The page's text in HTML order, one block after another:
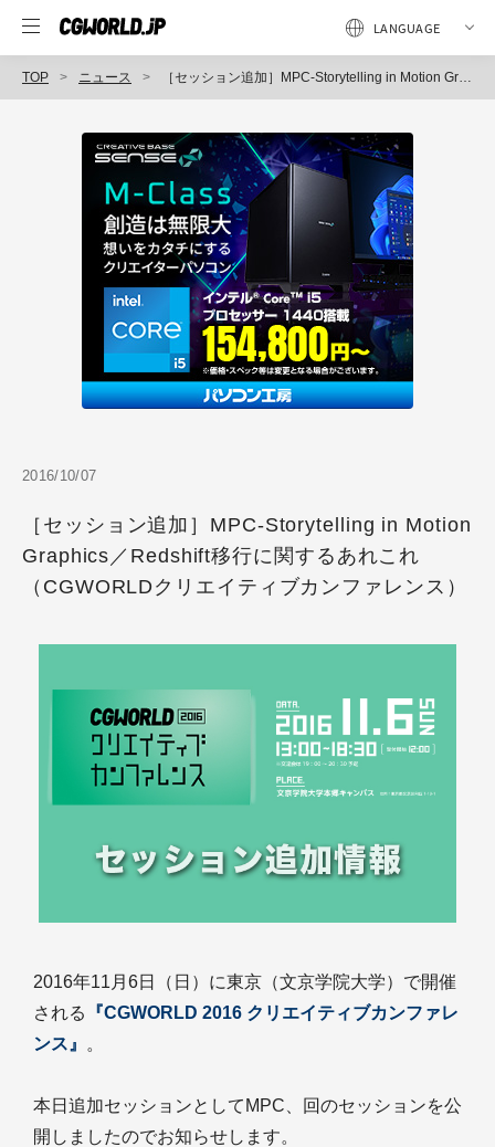
TOP ニュース ［セッション追加］MPC-Storytelling in Motion Graphics／Redshift移行に関するあれこれ（CGWORLDクリエイティブカンファレンス）
2016/10/07
［セッション追加］MPC-Storytelling in Motion
Graphics／Redshift移行に関するあれこれ
（CGWORLDクリエイティブカンファレンス）
2016年11月6日（日）に東京（文京学院大学）で開催
される
『CGWORLD 2016 クリエイティブカンファレ
ンス』
。
本日追加セッションとしてMPC、回のセッションを公
開しましたのでお知らせします。